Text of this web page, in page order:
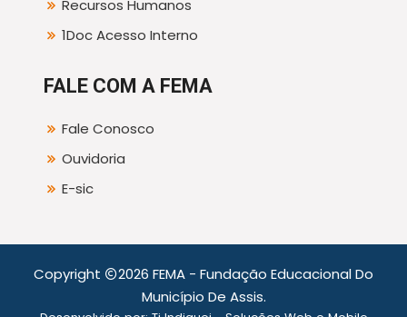
Recursos Humanos
1Doc Acesso Interno
FALE COM A FEMA
Fale Conosco
Ouvidoria
E-sic
Copyright
2026 FEMA - Fundação Educacional Do
Município De Assis.